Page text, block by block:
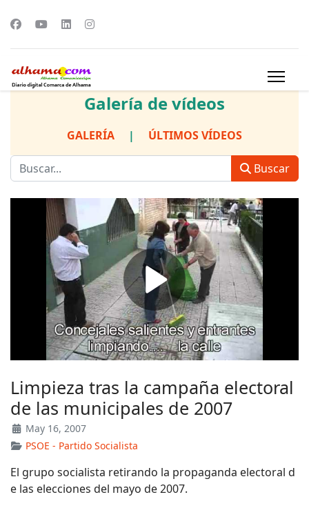
Galería de vídeos
GALERÍA | ÚLTIMOS VÍDEOS
Buscar
Limpieza tras la campaña electoral
de las municipales de 2007
May 16, 2007
PSOE - Partido Socialista
El grupo socialista retirando la propaganda electoral d
e las elecciones del mayo de 2007.